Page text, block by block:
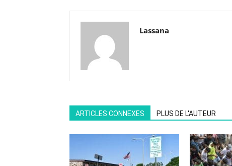
Lassana
ARTICLES CONNEXES PLUS DE L'AUTEUR